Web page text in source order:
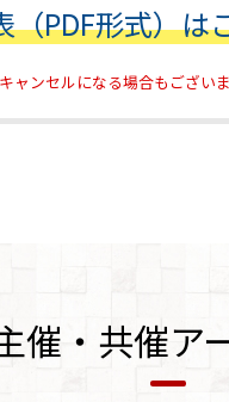
（PDF形式）は
ャンセルになる場合もござい
催・共催ア